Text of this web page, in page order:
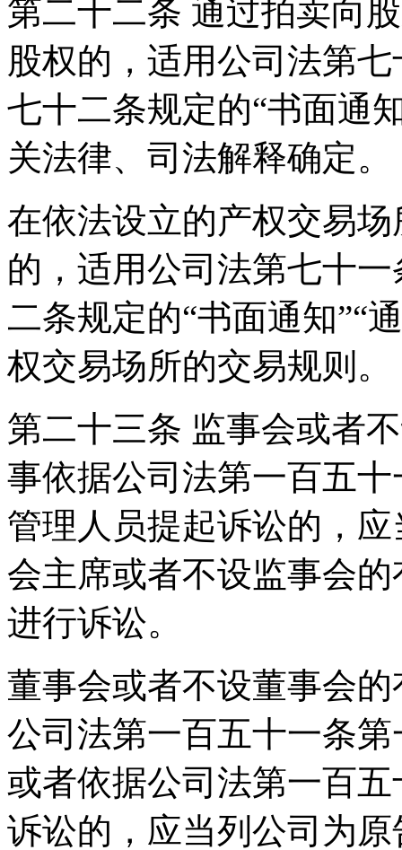
第二十二条 通过拍卖向
股权的，适用公司法第
七十二条规定的“书面通
关法律、司法解释确定。
在依法设立的产权交易
的，适用公司法第七十
二条规定的“书面通知”“
权交易场所的交易规则。
第二十三条 监事会或者
事依据公司法第一百五
管理人员提起诉讼的，
会主席或者不设监事会
进行诉讼。
董事会或者不设董事会
公司法第一百五十一条
或者依据公司法第一百
诉讼的，应当列公司为